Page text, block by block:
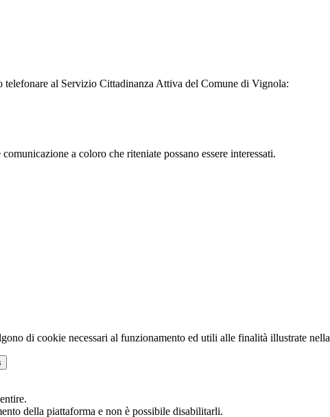
al Servizio Cittadinanza Attiva del Comune di Vignola:
a coloro che riteniate possano essere interessati.
di cookie necessari al funzionamento ed utili alle finalità illustrate nella
della piattaforma e non è possibile disabilitarli.